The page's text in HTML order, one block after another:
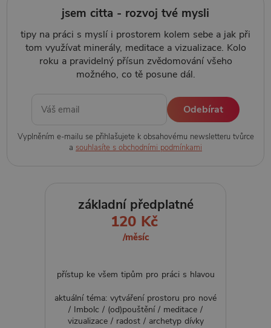
jsem citta - rozvoj tvé mysli
tipy na práci s myslí i prostorem kolem sebe a jak při
tom využívat minerály, meditace a vizualizace. Kolo
roku a pravidelný přísun zvědomování všeho
možného, co tě posune dál.
Odebírat
Vyplněním e-mailu se přihlašujete k obsahovému newsletteru tvůrce
a souhlasíte s obchodními podmínkami
základní předplatné
120 Kč
/měsíc
přístup ke všem tipům pro práci s hlavou
aktuální téma: vytváření prostoru pro nové
/ Imbolc / (od)pouštění / meditace /
vizualizace / radost / archetyp dívky